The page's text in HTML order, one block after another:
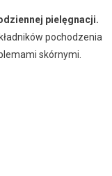
pielęgnacji.
pochodzenia
skórnymi.